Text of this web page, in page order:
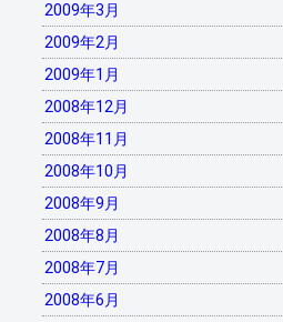
2009年3月
2009年2月
2009年1月
2008年12月
2008年11月
2008年10月
2008年9月
2008年8月
2008年7月
2008年6月